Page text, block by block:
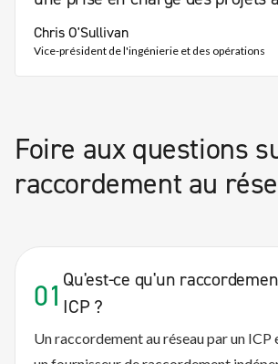
Chris O'Sullivan
Vice-président de l'ingénierie et des opérations
Foire aux questions
raccordement au
01 Qu'est-ce qu'un
ICP ?
Un raccordement au réseau par un ICP